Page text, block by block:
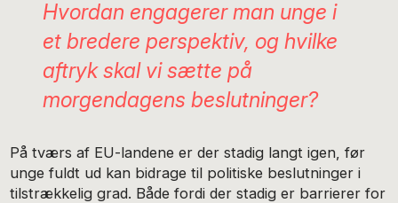
Hvordan engagerer man unge i
et bredere perspektiv, og hvilke
aftryk skal vi sætte på
morgendagens beslutninger?
På tværs af EU-landene er der stadig langt igen, før
unge fuldt ud kan bidrage til politiske beslutninger i
tilstrækkelig grad. Både fordi der stadig er barrierer for